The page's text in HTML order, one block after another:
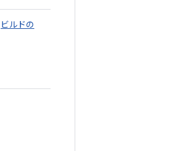
ビルドの